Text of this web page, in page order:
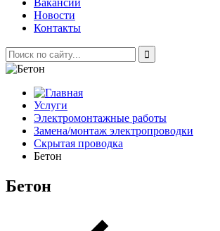
Вакансии
Новости
Контакты
Услуги
Электромонтажные работы
Замена/монтаж электропроводки
Скрытая проводка
Бетон
Бетон